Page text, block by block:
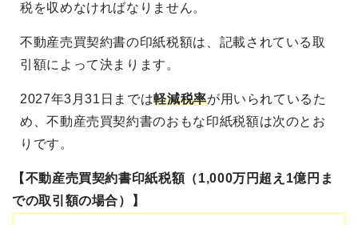
税を収めなければなりません。
不動産売買契約書の印紙税額は、記載されている取
引額によって決まります。
2027年3月31日までは軽減税率が用いられているた
め、不動産売買契約書のおもな印紙税額は次のとお
りです。
【不動産売買契約書印紙税額（1,000万円超え1億円ま
での取引額の場合）】